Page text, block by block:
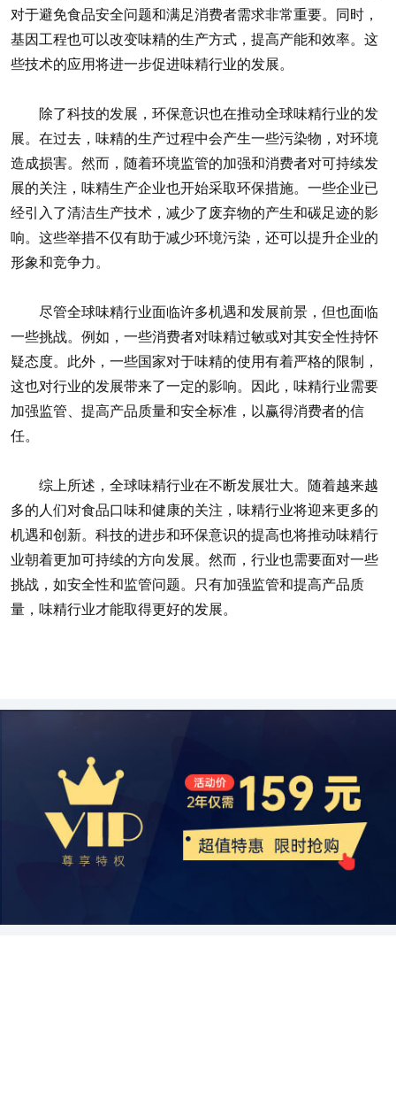
对于避免食品安全问题和满足消费者需求非常重要。同时，
基因工程也可以改变味精的生产方式，提高产能和效率。这
些技术的应用将进一步促进味精行业的发展。
除了科技的发展，环保意识也在推动全球味精行业的发
展。在过去，味精的生产过程中会产生一些污染物，对环境
造成损害。然而，随着环境监管的加强和消费者对可持续发
展的关注，味精生产企业也开始采取环保措施。一些企业已
经引入了清洁生产技术，减少了废弃物的产生和碳足迹的影
响。这些举措不仅有助于减少环境污染，还可以提升企业的
形象和竞争力。
尽管全球味精行业面临许多机遇和发展前景，但也面临
一些挑战。例如，一些消费者对味精过敏或对其安全性持怀
疑态度。此外，一些国家对于味精的使用有着严格的限制，
这也对行业的发展带来了一定的影响。因此，味精行业需要
加强监管、提高产品质量和安全标准，以赢得消费者的信
任。
综上所述，全球味精行业在不断发展壮大。随着越来越
多的人们对食品口味和健康的关注，味精行业将迎来更多的
机遇和创新。科技的进步和环保意识的提高也将推动味精行
业朝着更加可持续的方向发展。然而，行业也需要面对一些
挑战，如安全性和监管问题。只有加强监管和提高产品质
量，味精行业才能取得更好的发展。